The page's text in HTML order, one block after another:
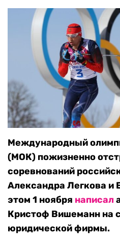
Международный
(МОК) пожизненно
соревнований
Александра Легкова и
этом 1 ноября написал
Кристоф Вишеманн на
юридической фирмы.